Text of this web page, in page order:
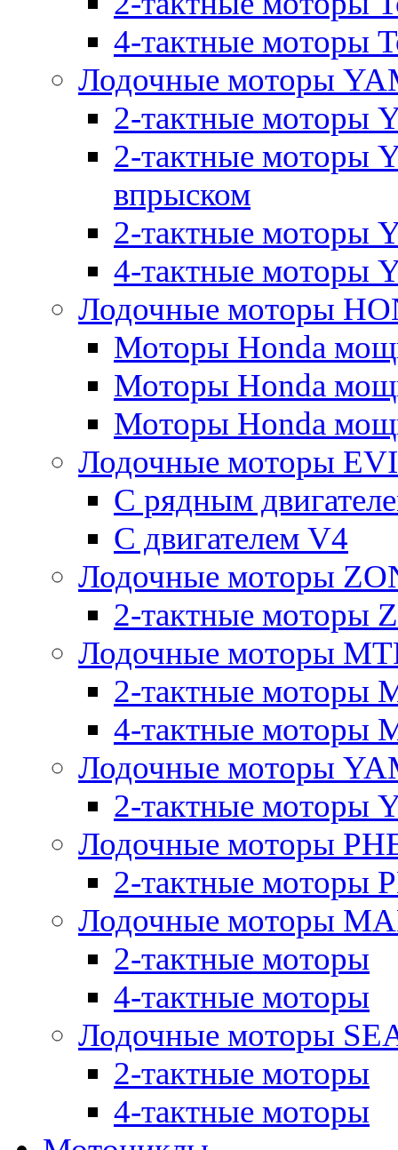
4-тактные моторы
Лодочные моторы
2-тактные моторы
2-тактные моторы
впрыском
2-тактные моторы
4-тактные моторы
Лодочные моторы
Моторы Honda
Моторы Honda
Моторы Honda
Лодочные моторы
С рядным
C двигателем V4
Лодочные моторы
2-тактные моторы
Лодочные моторы
2-тактные моторы
4-тактные моторы
Лодочные моторы
2-тактные моторы
Лодочные моторы
2-тактные моторы
Лодочные моторы
2-тактные моторы
4-тактные моторы
Лодочные моторы
2-тактные моторы
4-тактные моторы